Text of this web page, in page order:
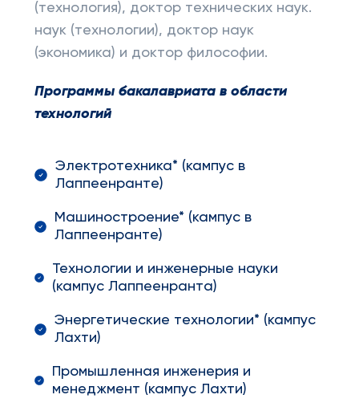
(технология), доктор технических наук.
наук (технологии), доктор наук
(экономика) и доктор философии.
Программы бакалавриата в области
технологий
Электротехника* (кампус в
Лаппеенранте)
Машиностроение* (кампус в
Лаппеенранте)
Технологии и инженерные науки
(кампус Лаппеенранта)
Энергетические технологии* (кампус
Лахти)
Промышленная инженерия и
менеджмент (кампус Лахти)